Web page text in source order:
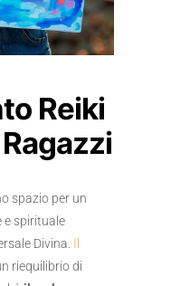
Reiki
spazio per un
e spirituale
Divina. Il
riequilibrio di